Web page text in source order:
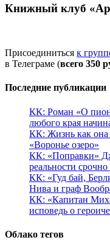
Книжный клуб
Присоединиться к
в Телеграме (всего 350
Последние публикации
КК: Роман «О
любого края
КК: Жизнь как она
«Воронье озеро»
КК: «Поправки»
реальности
КК: «Гуд бай,
Нива и граф
КК: «Капитан
исповедь о
Облако тегов